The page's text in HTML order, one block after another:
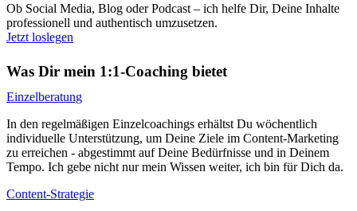
Ob Social Media, Blog oder Podcast – ich helfe Dir, Deine Inhalte
professionell und authentisch umzusetzen.
Jetzt loslegen
Was Dir mein 1:1-Coaching bietet
Einzelberatung
In den regelmäßigen Einzelcoachings erhältst Du wöchentlich
individuelle Unterstützung, um Deine Ziele im Content-Marketing
zu erreichen - abgestimmt auf Deine Bedürfnisse und in Deinem
Tempo. Ich gebe nicht nur mein Wissen weiter, ich bin für Dich da.
Content-Strategie